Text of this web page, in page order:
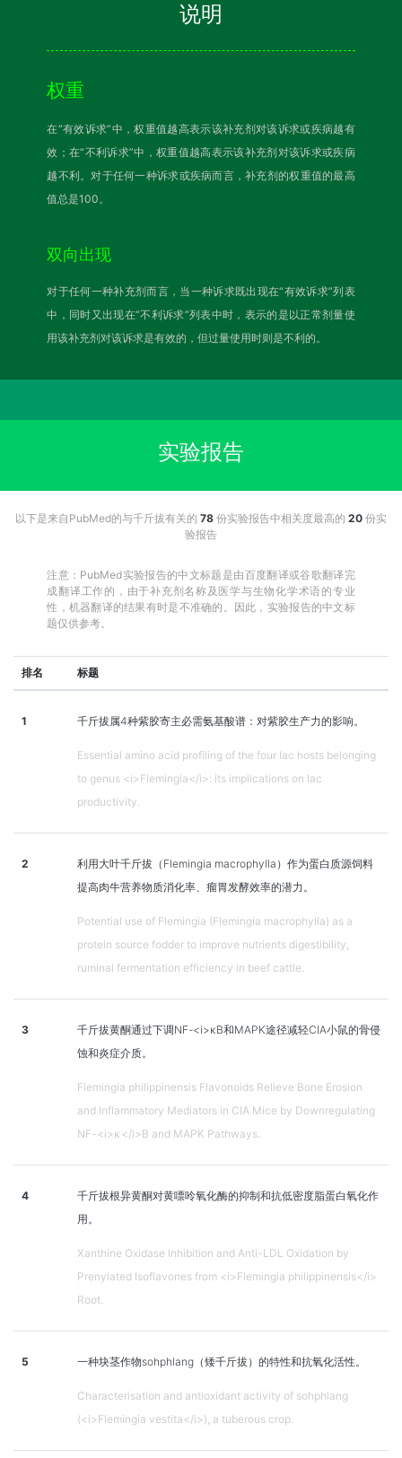
说明
权重
在“有效诉求”中，权重值越高表示该补充剂对该诉求或疾病越有
效；在“不利诉求”中，权重值越高表示该补充剂对该诉求或疾病
越不利。对于任何一种诉求或疾病而言，补充剂的权重值的最高
值总是100。
双向出现
对于任何一种补充剂而言，当一种诉求既出现在“有效诉求”列表
中，同时又出现在“不利诉求”列表中时，表示的是以正常剂量使
用该补充剂对该诉求是有效的，但过量使用时则是不利的。
实验报告
以下是来自PubMed的与千斤拔有关的 78 份实验报告中相关度最高的 20 份实
验报告
注意：PubMed实验报告的中文标题是由百度翻译或谷歌翻译完
成翻译工作的，由于补充剂名称及医学与生物化学术语的专业
性，机器翻译的结果有时是不准确的。因此，实验报告的中文标
题仅供参考。
排名 标题
1 千斤拔属4种紫胶寄主必需氨基酸谱：对紫胶生产力的影响。
Essential amino acid profiling of the four lac hosts belonging
to genus <i>Flemingia</i>: its implications on lac
productivity.
2
利用大叶千斤拔（Flemingia macrophylla）作为蛋白质源饲料
提高肉牛营养物质消化率、瘤胃发酵效率的潜力。
Potential use of Flemingia (Flemingia macrophylla) as a
protein source fodder to improve nutrients digestibility,
ruminal fermentation efficiency in beef cattle.
3
千斤拔黄酮通过下调NF-<i>κB和MAPK途径减轻CIA小鼠的骨侵
蚀和炎症介质。
Flemingia philippinensis Flavonoids Relieve Bone Erosion
and Inflammatory Mediators in CIA Mice by Downregulating
NF-<i>κ</i>B and MAPK Pathways.
4
千斤拔根异黄酮对黄嘌呤氧化酶的抑制和抗低密度脂蛋白氧化作
用。
Xanthine Oxidase Inhibition and Anti-LDL Oxidation by
Prenylated Isoflavones from <i>Flemingia philippinensis</i>
Root.
5 一种块茎作物sohphlang（矮千斤拔）的特性和抗氧化活性。
Characterisation and antioxidant activity of sohphlang
(<i>Flemingia vestita</i>), a tuberous crop.